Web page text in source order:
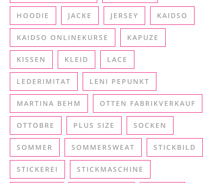
HOODIE JACKE JERSEY KAIDSO
KAIDSO ONLINEKURSE KAPUZE
KISSEN KLEID LACE
LEDERIMITAT LENI PEPUNKT
MARTINA BEHM OTTEN FABRIKVERKAUF
OTTOBRE PLUS SIZE SOCKEN
SOMMER SOMMERSWEAT STICKBILD
STICKEREI STICKMASCHINE